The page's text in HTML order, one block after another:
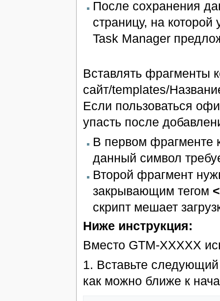
После сохранения
страницу, на
Task Manager
Вставлять фрагменты
сайт/templates/
Если пользоваться
упасть после
В первом фрагменте
данный символ
Второй фрагмент
закрывающим тегом
скрипт мешает
Ниже инструкция:
Вместо GTM-XXXXX
1. Вставьте
как можно ближе к